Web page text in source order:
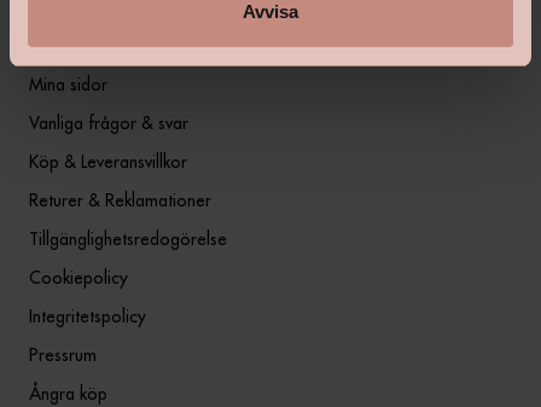
Avvisa
Mina sidor
Vanliga frågor & svar
Köp & Leveransvillkor
Returer & Reklamationer
Tillgänglighetsredogörelse
Cookiepolicy
Integritetspolicy
Pressrum
Ångra köp